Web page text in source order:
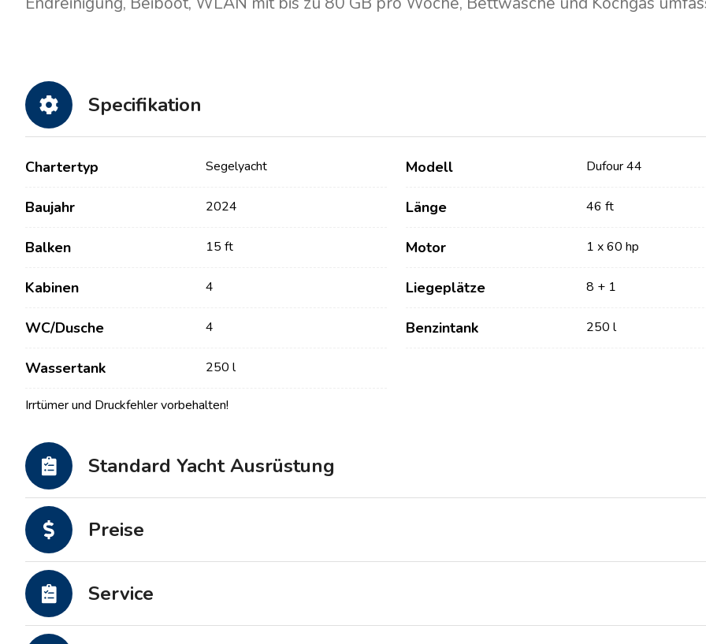
Specifikation
Chartertyp Segelyacht Modell Dufour 44
Baujahr 2024 Länge 46 ft
Balken 15 ft Motor 1 x 60 hp
Kabinen 4 Liegeplätze 8 + 1
WC/Dusche 4 Benzintank 250 l
Wassertank 250 l
Irrtümer und Druckfehler vorbehalten!
Standard Yacht Ausrüstung
Preise
Service
Über uns
Motorboote
Katamarane
Motoryachten
Charter